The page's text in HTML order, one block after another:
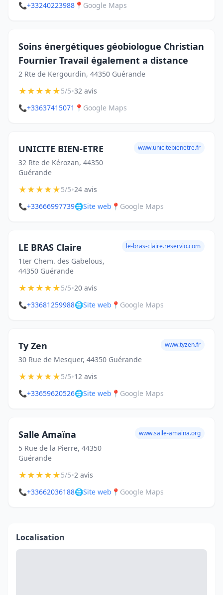
📞+33240223988 📍 Google Maps
Soins énergétiques géobiologue Christian
Fournier Travail également a distance
2 Rte de Kergourdin, 44350 Guérande
★★★★★5/5•32 avis
📞+33637415071 📍 Google Maps
UNICITE BIEN-ETRE
32 Rte de Kérozan, 44350
Guérande
www.unicitebienetre.fr
★★★★★5/5•24 avis
📞+33666997739🌐Site web 📍 Google Maps
LE BRAS Claire
1ter Chem. des Gabelous,
44350 Guérande
le-bras-claire.reservio.com
★★★★★5/5•20 avis
📞+33681259988🌐Site web 📍 Google Maps
Ty Zen
30 Rue de Mesquer, 44350 Guérande
www.tyzen.fr
★★★★★5/5•12 avis
📞+33659620526🌐Site web 📍 Google Maps
Salle Amaïna
5 Rue de la Pierre, 44350
Guérande
www.salle-amaina.org
★★★★★5/5•2 avis
📞+33662036188🌐Site web 📍 Google Maps
Localisation